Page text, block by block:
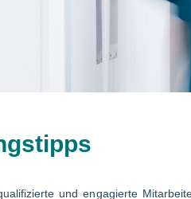
und engagierte